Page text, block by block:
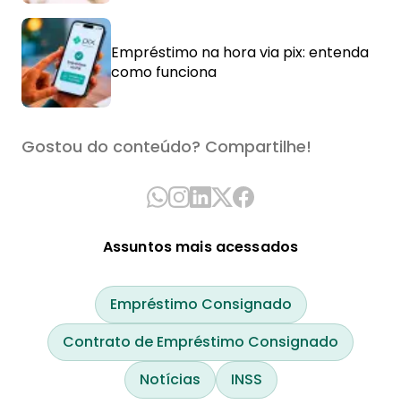
Empréstimo na hora via pix: entenda
como funciona
Gostou do conteúdo? Compartilhe!
Assuntos mais acessados
Empréstimo Consignado
Contrato de Empréstimo Consignado
Notícias
INSS